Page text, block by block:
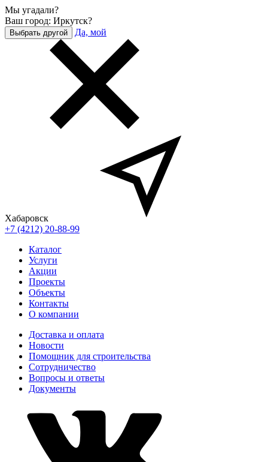
Мы угадали?
Ваш город: Иркутск?
Выбрать другой Да, мой
Хабаровск
+7 (4212) 20-88-99
Каталог
Услуги
Акции
Проекты
Объекты
Контакты
О компании
Доставка и оплата
Новости
Помощник для строительства
Сотрудничество
Вопросы и ответы
Документы